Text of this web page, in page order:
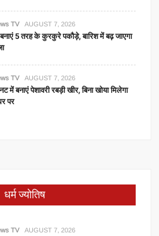
TV AUGUST 7, 2026
5 तरह के कुरकुरे पकौड़े, बारिश में बढ़ जाएगा
TV AUGUST 7, 2026
में बनाएं पेशावरी रबड़ी खीर, बिना खोया मिलेगा
पर
धर्म ज्योतिष
TV AUGUST 7, 2026